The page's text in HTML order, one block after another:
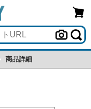
商品詳細